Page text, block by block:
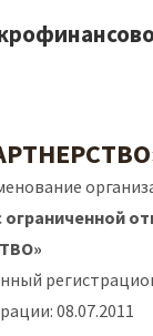
08.07.2011